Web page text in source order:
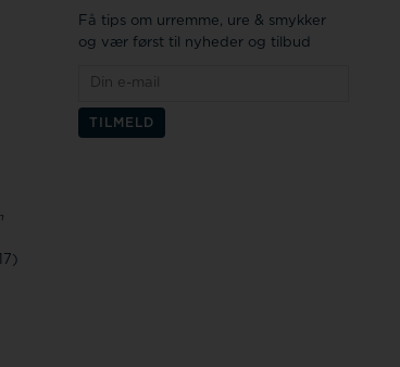
Få tips om urremme, ure & smykker
og vær først til nyheder og tilbud